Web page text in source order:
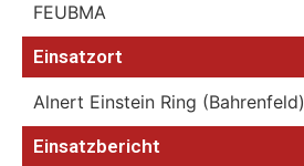
FEUBMA
Einsatzort
Alnert Einstein Ring (Bahrenfeld)
Einsatzbericht